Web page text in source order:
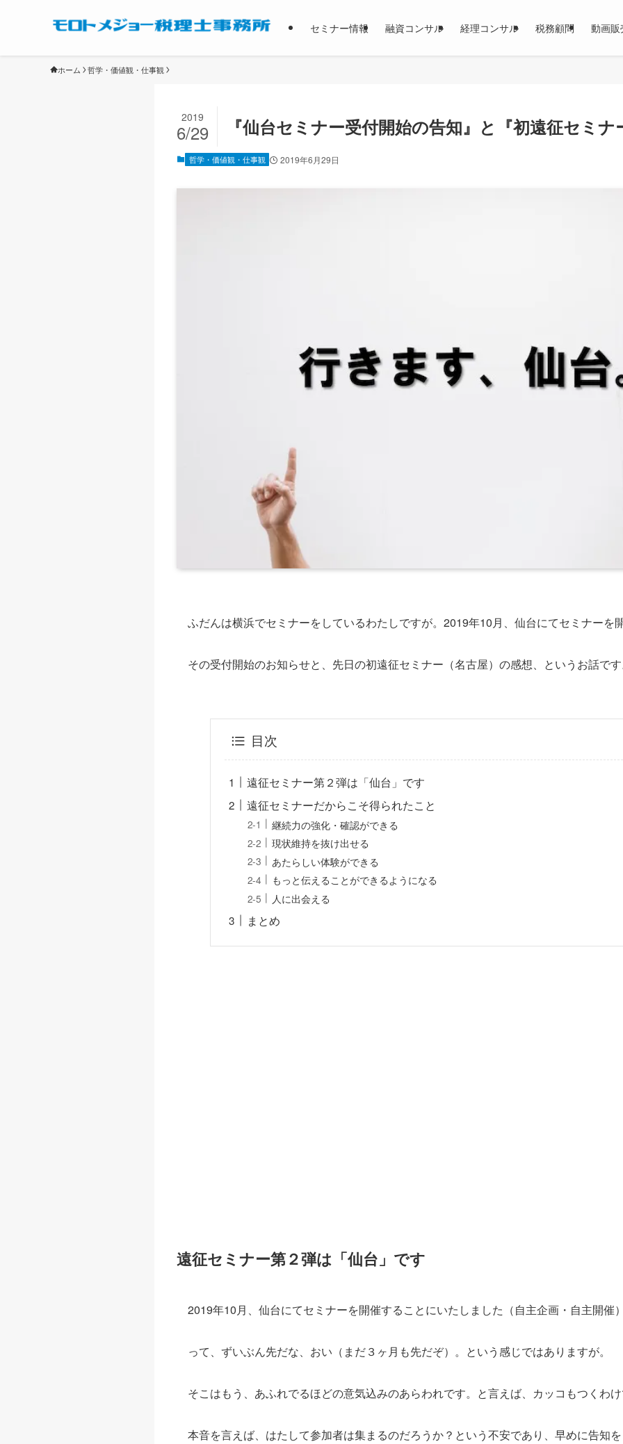
セミナー情報 融資コンサル 経理コンサル 税務顧問 動画販
ホーム 哲学・価値観・仕事観
『仙台セミナー受付開始の告知』と『初遠征セミ
2019
6/29
哲学・価値観・仕事観 2019年6月29日
ふだんは横浜でセミナーをしているわたしですが。2019年10月、仙台にてセミナーを
その受付開始のお知らせと、先日の初遠征セミナー（名古屋）の感想、というお話で
目次
遠征セミナー第２弾は「仙台」です
遠征セミナーだからこそ得られたこと
継続力の強化・確認ができる
現状維持を抜け出せる
あたらしい体験ができる
もっと伝えることができるようになる
人に出会える
まとめ
遠征セミナー第２弾は「仙台」です
2019年10月、仙台にてセミナーを開催することにいたしました（自主企画・自主開催
って、ずいぶん先だな、おい（まだ３ヶ月も先だぞ）。という感じではありますが。
そこはもう、あふれでるほどの意気込みのあらわれです。と言えば、カッコもつくわ
本音を言えば、はたして参加者は集まるのだろうか？という不安であり、早めに告知